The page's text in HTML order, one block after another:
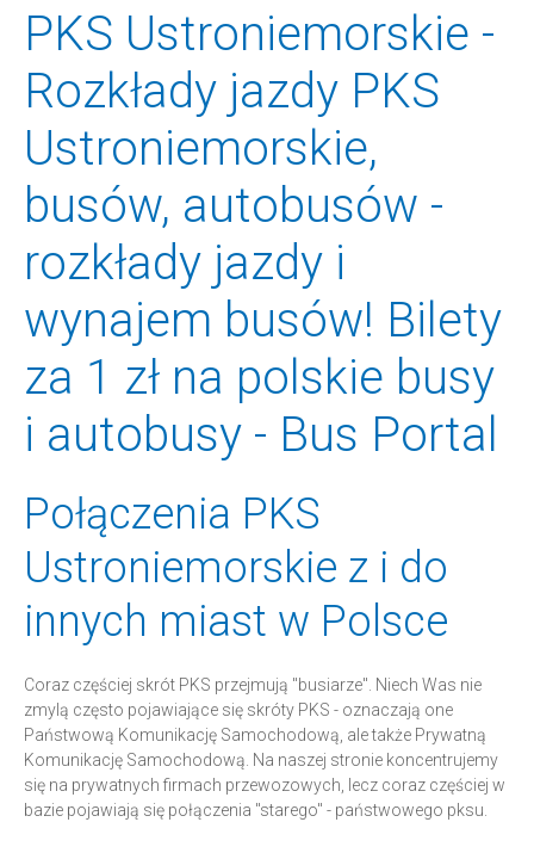
PKS Ustroniemorskie -
Rozkłady jazdy PKS
Ustroniemorskie,
busów, autobusów -
rozkłady jazdy i
wynajem busów! Bilety
za 1 zł na polskie busy
i autobusy - Bus Portal
Połączenia PKS
Ustroniemorskie z i do
innych miast w Polsce
Coraz częściej skrót PKS przejmują "busiarze". Niech Was nie
zmylą często pojawiające się skróty PKS - oznaczają one
Państwową Komunikację Samochodową, ale także Prywatną
Komunikację Samochodową. Na naszej stronie koncentrujemy
się na prywatnych firmach przewozowych, lecz coraz częściej w
bazie pojawiają się połączenia "starego" - państwowego pksu.